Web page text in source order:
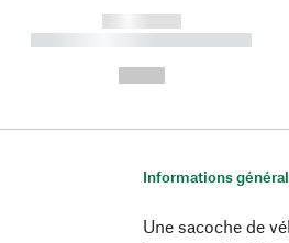
------------
----------- ----------- ----------
Informations
Une sacoche de